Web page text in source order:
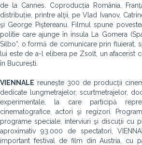
de la Cannes. Coproducția România,
distribuție, printre alţii, pe Vlad Ivanov,
şi George Piştereanu. Filmul spune
politie care ajunge în insula La Gomera
Silbo“, o formă de comunicare prin fluierat,
lui este de a-l elibera pe Zsolt, un afacerist
în București.
VIENNALE reuneşte 300 de producţii
dedicate lungmetrajelor, scurtmetrajelor,
experimentale, la care participă
cinematografice, actori şi regizori.
programe speciale, interviuri şi discuţii cu
aproximativ 93.000 de spectatori,
important festival de film din Austria, cu